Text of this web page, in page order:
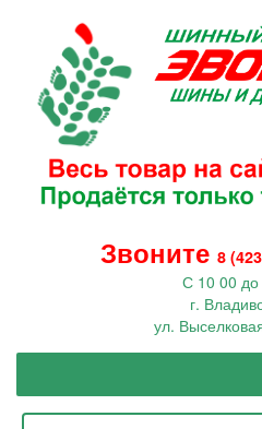
Звоните 8
С 10 00 до
г.
ул.